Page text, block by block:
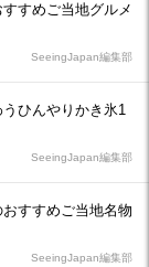
すめご当地グルメ
SeeingJapan編集部
ひんやりかき氷1
SeeingJapan編集部
すすめご当地名物
SeeingJapan編集部